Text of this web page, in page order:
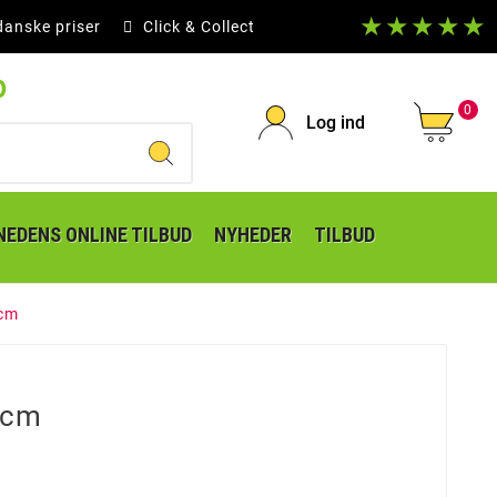
priser Click & Collect ★★★★★
Log ind
0
ONLINE TILBUD NYHEDER TILBUD